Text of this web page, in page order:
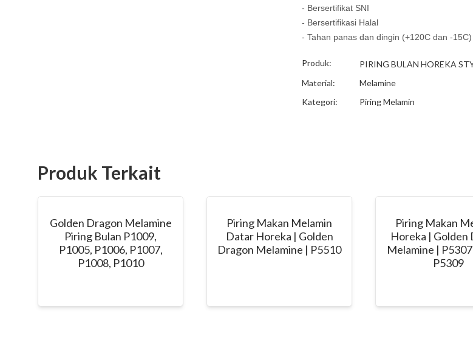
- Bersertifikat SNI
- Bersertifikasi Halal
- Tahan panas dan dingin (+120C dan -15C)
Produk:
PIRING BULAN HOREKA
Material:
Melamine
Kategori:
Piring Melamin
Produk Terkait
Golden Dragon Melamine
Piring Bulan P1009,
P1005, P1006, P1007,
P1008, P1010
Piring Makan Melamin
Datar Horeka | Golden
Dragon Melamine | P5510
Piring Makan
Horeka | Golden
Melamine |
P5309